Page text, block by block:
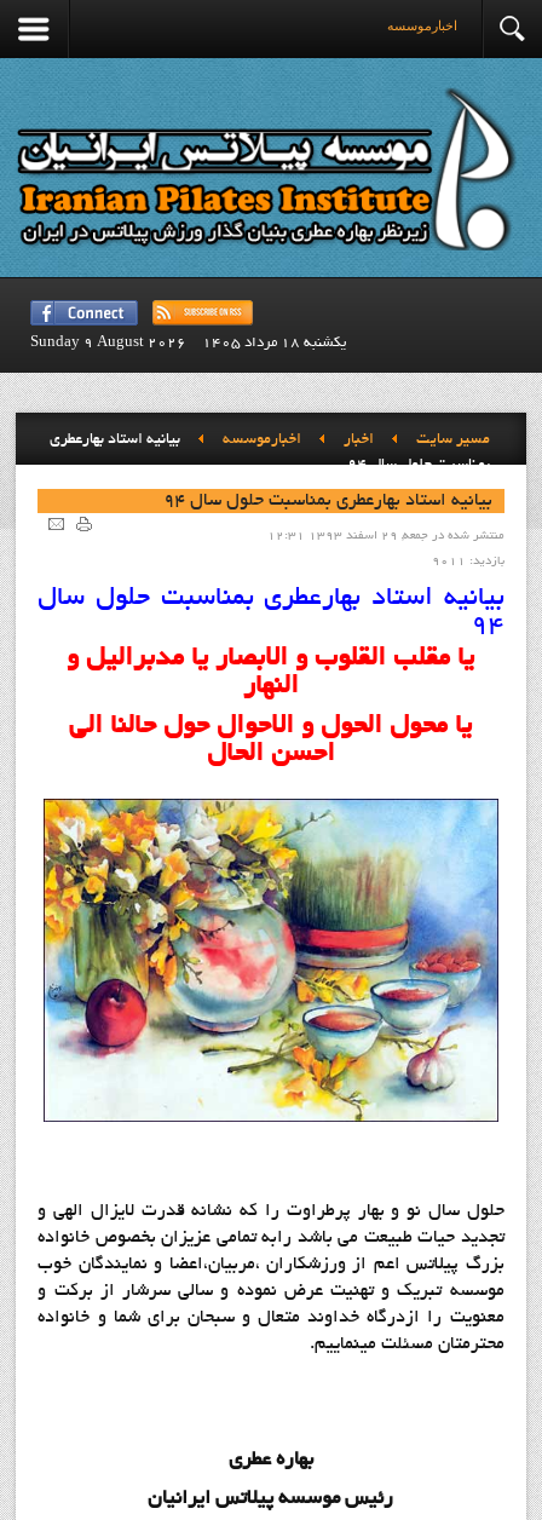
اخبارموسسه
يكشنبه 18 مرداد 1405 Sunday 9 August 2026
مسیر سایت اخبار اخبارموسسه
بيانيه استاد بهارعطري
بمناسبت حلول سال 94
بيانيه استاد بهارعطري بمناسبت حلول سال 94
منتشر شده در جمعه, 29 اسفند 1393 12:31
بازدید: 9011
بيانيه استاد بهارعطري بمناسبت حلول سال
94
یا مقلب القلوب و الابصار یا مدبرالیل و
النهار
یا محول الحول و الاحوال حول حالنا الی
احسن الحال
حلول سال نو و بهار پرطراوت را که نشانه قدرت لایزال الهی و
تجدید حیات طبیعت می باشد رابه تمامی عزیزان بخصوص خانواده
بزرگ پيلاتس اعم از ورزشکاران ،مربيان،اعضا و نمايندگان خوب
موسسه تبریک و تهنیت عرض نموده و سالی سرشار از برکت و
معنویت را ازدرگاه خداوند متعال و سبحان برای شما و خانواده
محترمتان مسئلت مینماییم.
بهاره عطري
رئيس موسسه پيلاتس ايرانيان